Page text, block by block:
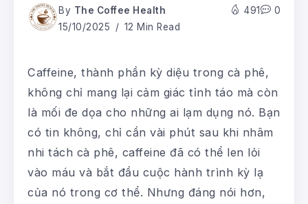
By The Coffee Health
15/10/2025
12 Min Read
491 0
Caffeine, thành phần kỳ diệu trong cà phê,
không chỉ mang lại cảm giác tỉnh táo mà còn
là mối đe dọa cho những ai lạm dụng nó. Bạn
có tin không, chỉ cần vài phút sau khi nhâm
nhi tách cà phê, caffeine đã có thể len lỏi
vào máu và bắt đầu cuộc hành trình kỳ lạ
của nó trong cơ thể. Nhưng đáng nói hơn,